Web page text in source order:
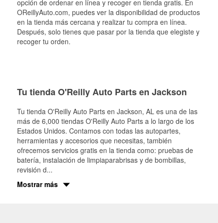
opción de ordenar en línea y recoger en tienda gratis. En
OReillyAuto.com, puedes ver la disponibilidad de productos
en la tienda más cercana y realizar tu compra en línea.
Después, solo tienes que pasar por la tienda que elegiste y
recoger tu orden.
Tu tienda O'Reilly Auto Parts en Jackson
Tu tienda O'Reilly Auto Parts en Jackson, AL es una de las
más de 6,000 tiendas O'Reilly Auto Parts a lo largo de los
Estados Unidos. Contamos con todas las autopartes,
herramientas y accesorios que necesitas, también
ofrecemos servicios gratis en la tienda como: pruebas de
batería, instalación de limpiaparabrisas y de bombillas,
revisión d...
Mostrar más